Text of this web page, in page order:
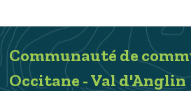
Communauté de
Occitane - Val d'Anglin